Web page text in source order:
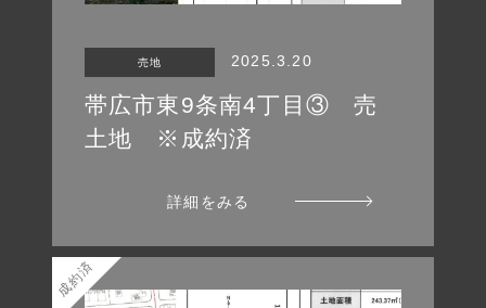
売地 2025.3.20
帯広市東9条南4丁目③ 売
土地 ※成約済
詳細をみる
成約済